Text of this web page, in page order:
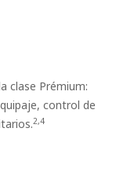
clase Prémium:
control de
2,4